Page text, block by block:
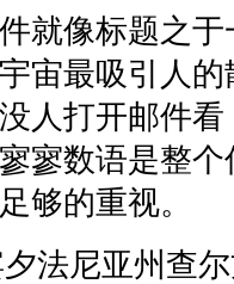
像标题之于
宙最吸引人
人打开邮件
寥数语是整
够的重视。
法尼亚州查尔